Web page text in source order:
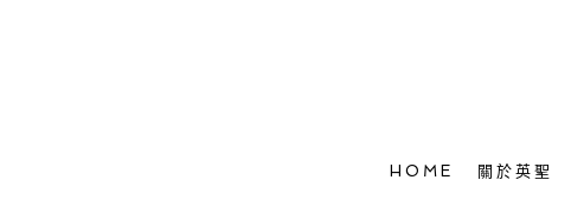
HOME 關於英聖